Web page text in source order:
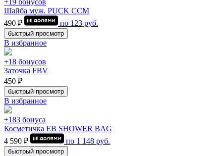
+19 бонусов
Шайба муж. PUCK CCM
490 ₽
по 123 руб.
быстрый просмотр
В избранное
+18 бонусов
Заточка FBV
450 ₽
быстрый просмотр
В избранное
+183 бонуса
Косметичка EB SHOWER BAG
4 590 ₽
по 1 148 руб.
быстрый просмотр